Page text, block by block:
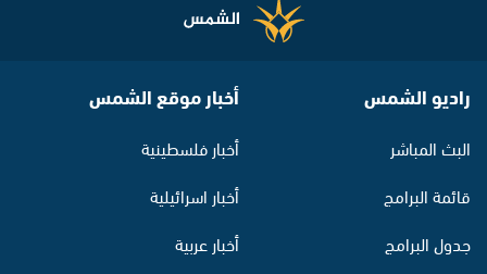
راديو الشمس
البث المباشر
قائمة البرامج
جدول البرامج
أخبار موقع الشمس
أخبار فلسطينية
أخبار اسرائيلية
أخبار عربية